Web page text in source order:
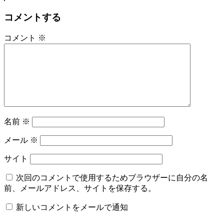
コメントする
コメント ※
名前 ※
メール ※
サイト
次回のコメントで使用するためブラウザーに自分の名
前、メールアドレス、サイトを保存する。
新しいコメントをメールで通知